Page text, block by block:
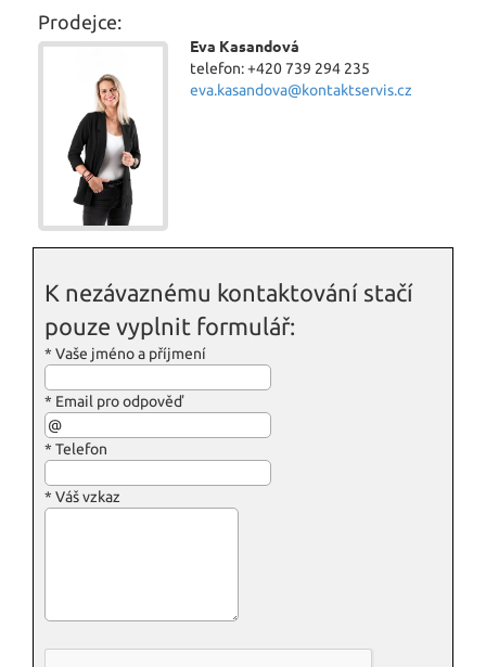
Prodejce:
Eva Kasandová
telefon: +420 739 294 235
eva.kasandova@kontaktservis.cz
K nezávaznému kontaktování stačí
pouze vyplnit formulář:
* Vaše jméno a příjmení
* Email pro odpověď
* Telefon
* Váš vzkaz